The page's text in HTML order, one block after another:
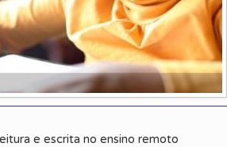
e escrita no ensino remoto